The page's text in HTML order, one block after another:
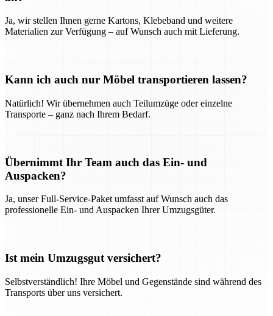
Ja, wir stellen Ihnen gerne Kartons, Klebeband und weitere
Materialien zur Verfügung – auf Wunsch auch mit Lieferung.
Kann ich auch nur Möbel transportieren lassen?
Natürlich! Wir übernehmen auch Teilumzüge oder einzelne
Transporte – ganz nach Ihrem Bedarf.
Übernimmt Ihr Team auch das Ein- und
Auspacken?
Ja, unser Full-Service-Paket umfasst auf Wunsch auch das
professionelle Ein- und Auspacken Ihrer Umzugsgüter.
Ist mein Umzugsgut versichert?
Selbstverständlich! Ihre Möbel und Gegenstände sind während des
Transports über uns versichert.